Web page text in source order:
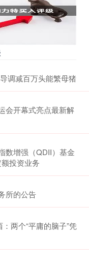
调减百万头能繁母猪
会开幕式亮点最新解
数增强（QDII）基金
投资业务
所的公告
两个“平庸的脑子”凭